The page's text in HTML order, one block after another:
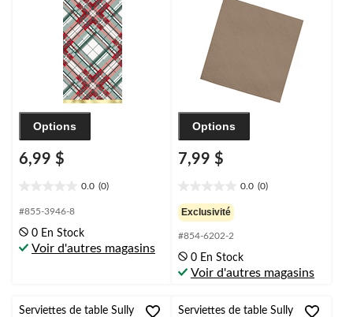
Options
6,99 $
0.0 (0)
étoile(s)
5.
#855-3946-8
0 En Stock
Voir d'autres magasins
Options
7,99 $
0.0 (0)
étoile(s)
sur
5.
Exclusivité
#854-6202-2
0 En Stock
Voir d'autres magasins
Serviettes de table Sully
Serviettes de table Sully